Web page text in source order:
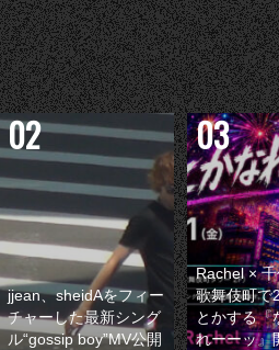
jjean、sheidAをフィー
チャーした最新シング
ル“gossip boy”MV公開
Rachel ×
歌舞伎町で
とかする『
れーーッ』